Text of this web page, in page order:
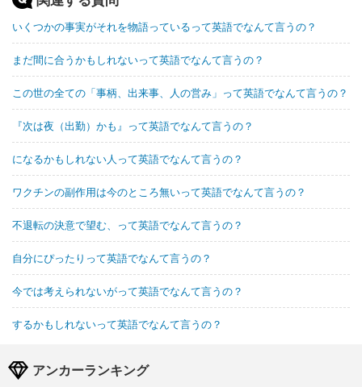
いくつかの事実がそれを物語っているって英語でなんて言うの？
まだ間に合うかもしれないって英語でなんて言うの？
この世の全ての「事柄、出来事、人の営み」って英語でなんて言うの？
『次は夜（出勤）かも』って英語でなんて言うの？
になるかもしれない人って英語でなんて言うの？
ワクチンの副作用は今のところ無いって英語でなんて言うの？
不退転の決意で望む、って英語でなんて言うの？
自分にぴったりって英語でなんて言うの？
今では考えられないがって英語でなんて言うの？
するかもしれないって英語でなんて言うの？
アンカーランキング